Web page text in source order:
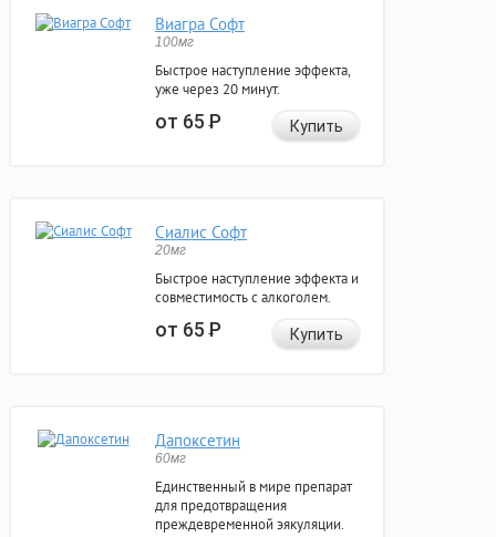
Виагра Софт
100мг
Быстрое наступление эффекта,
уже через 20 минут.
от 65Р Купить
Сиалис Софт
20мг
Быстрое наступление эффекта и
совместимость с алкоголем.
от 65Р Купить
Дапоксетин
60мг
Единственный в мире препарат
для предотвращения
преждевременной эякуляции.